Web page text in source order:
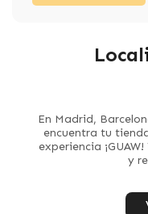
En Madrid,
encuentra tu
experiencia
y